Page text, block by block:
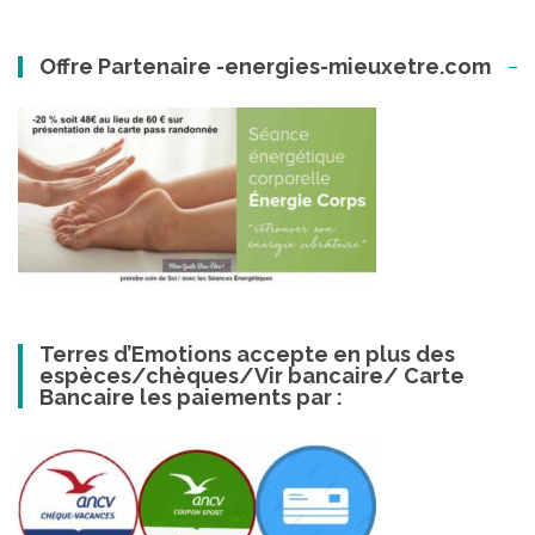
Offre Partenaire -energies-mieuxetre.com
Terres d’Emotions accepte en plus des
espèces/chèques/Vir bancaire/ Carte
Bancaire les paiements par :